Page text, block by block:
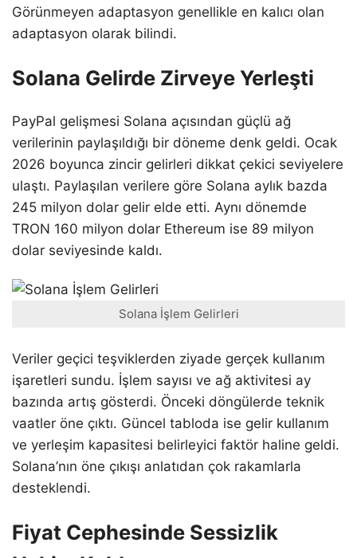
Görünmeyen adaptasyon genellikle en kalıcı olan
adaptasyon olarak bilindi.
Solana Gelirde Zirveye Yerleşti
PayPal gelişmesi Solana açısından güçlü ağ
verilerinin paylaşıldığı bir döneme denk geldi. Ocak
2026 boyunca zincir gelirleri dikkat çekici seviyelere
ulaştı. Paylaşılan verilere göre Solana aylık bazda
245 milyon dolar gelir elde etti. Aynı dönemde
TRON 160 milyon dolar Ethereum ise 89 milyon
dolar seviyesinde kaldı.
Solana İşlem Gelirleri
Veriler geçici teşviklerden ziyade gerçek kullanım
işaretleri sundu. İşlem sayısı ve ağ aktivitesi ay
bazında artış gösterdi. Önceki döngülerde teknik
vaatler öne çıktı. Güncel tabloda ise gelir kullanım
ve yerleşim kapasitesi belirleyici faktör haline geldi.
Solana’nın öne çıkışı anlatıdan çok rakamlarla
desteklendi.
Fiyat Cephesinde Sessizlik